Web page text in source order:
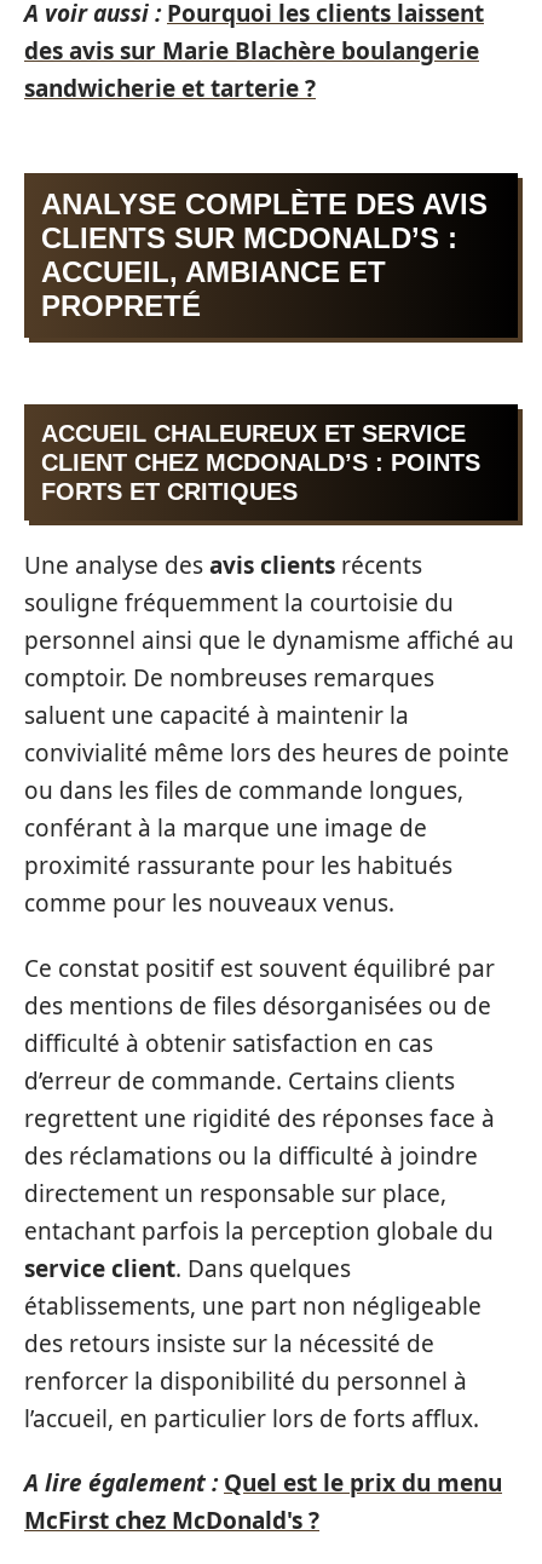
A voir aussi : Pourquoi les clients laissent
des avis sur Marie Blachère boulangerie
sandwicherie et tarterie ?
ANALYSE COMPLÈTE DES AVIS
CLIENTS SUR MCDONALD’S :
ACCUEIL, AMBIANCE ET
PROPRETÉ
ACCUEIL CHALEUREUX ET SERVICE
CLIENT CHEZ MCDONALD’S : POINTS
FORTS ET CRITIQUES
Une analyse desavis clients récents
souligne fréquemment la courtoisie du
personnel ainsi que le dynamisme affiché au
comptoir. De nombreuses remarques
saluent une capacité à maintenir la
convivialité même lors des heures de pointe
ou dans les files de commande longues,
conférant à la marque une image de
proximité rassurante pour les habitués
comme pour les nouveaux venus.
Ce constat positif est souvent équilibré par
des mentions de files désorganisées ou de
difficulté à obtenir satisfaction en cas
d’erreur de commande. Certains clients
regrettent une rigidité des réponses face à
des réclamations ou la difficulté à joindre
directement un responsable sur place,
entachant parfois la perception globale du
service client. Dans quelques
établissements, une part non négligeable
des retours insiste sur la nécessité de
renforcer la disponibilité du personnel à
l’accueil, en particulier lors de forts afflux.
A lire également : Quel est le prix du menu
McFirst chez McDonald's ?